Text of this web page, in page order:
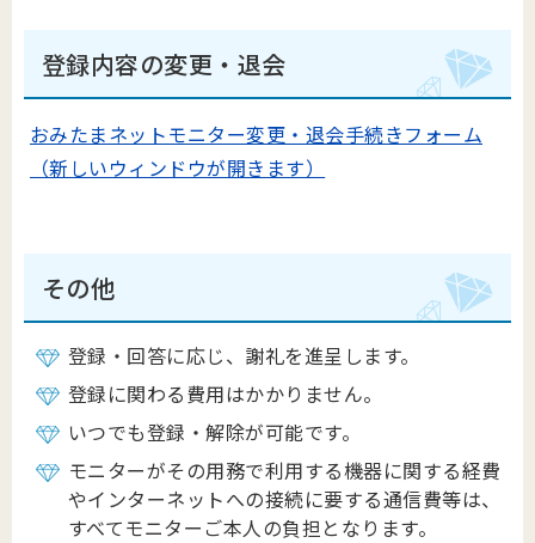
登録内容の変更・退会
おみたまネットモニター変更・退会手続きフォーム
（新しいウィンドウが開きます）
その他
登録・回答に応じ、謝礼を進呈します。
登録に関わる費用はかかりません。
いつでも登録・解除が可能です。
モニターがその用務で利用する機器に関する経費
やインターネットへの接続に要する通信費等は、
すべてモニターご本人の負担となります。